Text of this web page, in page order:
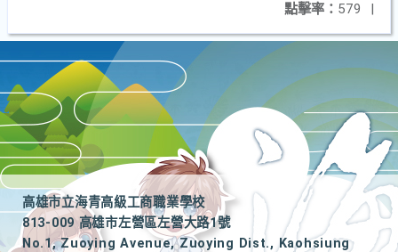
點擊率： 579 |
高雄市立海青高級工商職業學校
813-009 高雄市左營區左營大路1號
No.1, Zuoying Avenue, Zuoying Dist., Kaohsiung